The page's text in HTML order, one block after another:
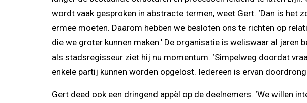
wordt vaak gesproken in abstracte termen, weet Gert. ‘Dan is het
ermee moeten. Daarom hebben we besloten ons te richten op
die we groter kunnen maken.’ De organisatie is weliswaar al jaren
als stadsregisseur ziet hij nu momentum. ‘Simpelweg doordat
enkele partij kunnen worden opgelost. Iedereen is ervan
Gert deed ook een dringend appèl op de deelnemers. ‘We willen